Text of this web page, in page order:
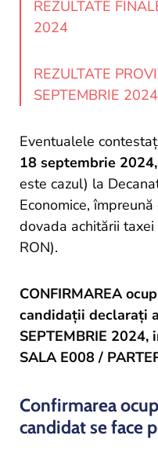
Projects
REZULTATE
2024
REZULTATE
SEPTEMBRIE 2024
Eventualele
18 septembrie
este cazul) la
Economice,
dovada achitării
RON).
CONFIRMAREA
candidații declarați
SEPTEMBRIE
SALA E008 /
Confirmarea
candidat se face